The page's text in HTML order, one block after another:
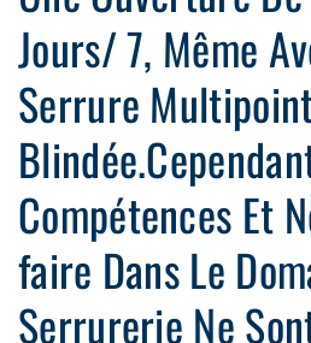
Jours/ 7, Même
Serrure
Compétences Et
faire Dans Le
Serrurerie Ne